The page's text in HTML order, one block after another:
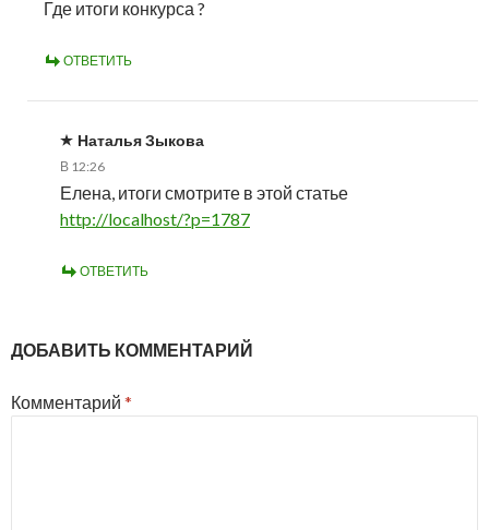
Где итоги конкурса ?
ОТВЕТИТЬ
Наталья Зыкова
В 12:26
Елена, итоги смотрите в этой статье
http://localhost/?p=1787
ОТВЕТИТЬ
ДОБАВИТЬ КОММЕНТАРИЙ
Комментарий *